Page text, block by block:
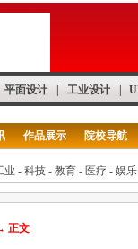
平面设计 工业设计
作品展示 院校导航
业 - 科技 - 教育 - 医疗 - 娱乐
正文